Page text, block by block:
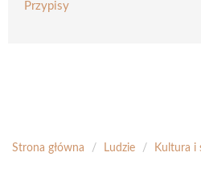
Przypisy
Strona główna / Ludzie / Kultura i